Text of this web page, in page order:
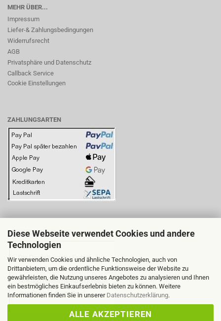
Diese Webseite verwendet Cookies und andere
Technologien
Wir verwenden Cookies und ähnliche Technologien, auch von
Drittanbietern, um die ordentliche Funktionsweise der Website zu
gewährleisten, die Nutzung unseres Angebotes zu analysieren und Ihnen
ein bestmögliches Einkaufserlebnis bieten zu können. Weitere
Informationen finden Sie in unserer Datenschutzerklärung.
ALLE AKZEPTIEREN
MEHR ÜBER...
Impressum
Liefer-& Zahlungsbedingungen
Widerrufsrecht
AGB
Privatsphäre und Datenschutz
Callback Service
Cookie Einstellungen
ZAHLUNGSARTEN
BITTE BEACHTEN SIE: